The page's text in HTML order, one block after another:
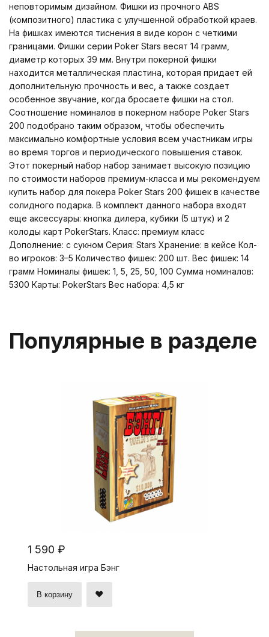
неповторимым дизайном. Фишки из прочного ABS
(композитного) пластика с улучшенной обработкой краев.
На фишках имеются тиснения в виде корон с четкими
границами. Фишки серии Poker Stars весят 14 грамм,
диаметр которых 39 мм. Внутри покерной фишки
находится металлическая пластина, которая придает ей
дополнительную прочность и вес, а также создает
особенное звучание, когда бросаете фишки на стол.
Соотношение номиналов в покерном наборе Poker Stars
200 подобрано таким образом, чтобы обеспечить
максимально комфортные условия всем участникам игры
во время торгов и периодического повышения ставок.
Этот покерный набор набор занимает высокую позицию
по стоимости наборов премиум-класса и мы рекомендуем
купить набор для покера Poker Stars 200 фишек в качестве
солидного подарка. В комплект данного набора входят
еще аксессуары: кнопка дилера, кубики (5 штук) и 2
колоды карт PokerStars. Класс: премиум класс
Дополнение: с сукном Серия: Stars Хранение: в кейсе Кол-
во игроков: 3–5 Количество фишек: 200 шт. Вес фишек: 14
грамм Номиналы фишек: 1, 5, 25, 50, 100 Сумма номиналов:
5300 Карты: PokerStars Вес набора: 4,5 кг
Популярные в разделе
1 590 ₽
Настольная игра Бэнг
В корзину